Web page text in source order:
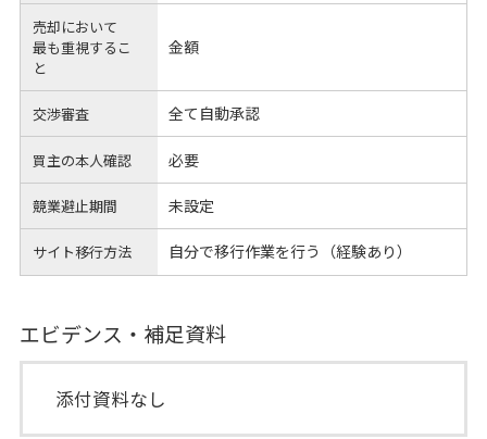
売却において
最も重視するこ
と
金額
交渉審査 全て自動承認
買主の本人確認 必要
競業避止期間 未設定
サイト移行方法 自分で移行作業を行う（経験あり）
エビデンス・補足資料
添付資料なし